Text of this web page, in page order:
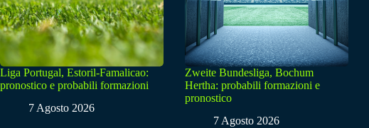
Liga Portugal, Estoril-Famalicao:
pronostico e probabili formazioni
7 Agosto 2026
Zweite Bundesliga, Bochum
Hertha: probabili formazioni e
pronostico
7 Agosto 2026